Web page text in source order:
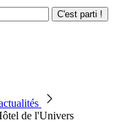
C'est parti !
de l'Univers